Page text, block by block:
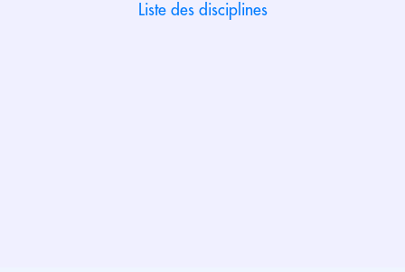
Liste des disciplines